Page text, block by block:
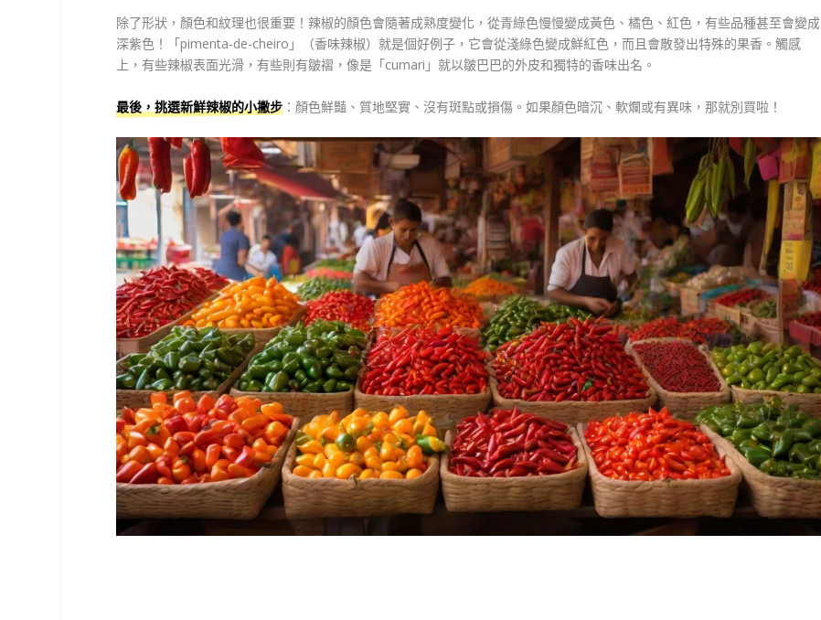
除了形狀，顏色和紋理也很重要！辣椒的顏色會隨著成熟度變化，從青綠色慢慢變成黃色、橘色、紅色，有些品種甚至會變成
深紫色！「pimenta-de-cheiro」（香味辣椒）就是個好例子，它會從淺綠色變成鮮紅色，而且會散發出特殊的果香。觸感
上，有些辣椒表面光滑，有些則有皺褶，像是「cumari」就以皺巴巴的外皮和獨特的香味出名。
最後，挑選新鮮辣椒的小撇步 ：顏色鮮豔、質地堅實、沒有斑點或損傷。如果顏色暗沉、軟爛或有異味，那就別買啦！